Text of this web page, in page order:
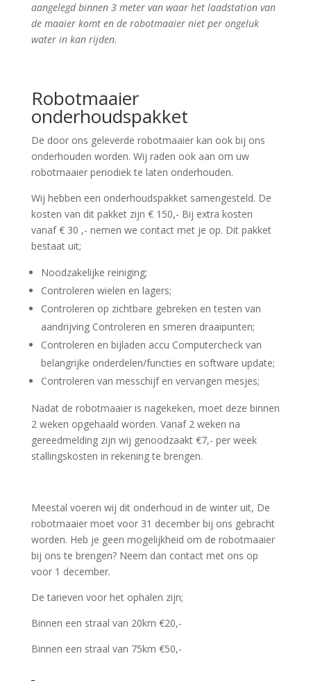
aangelegd binnen 3 meter van waar het laadstation van
de maaier komt en de robotmaaier niet per ongeluk
water in kan rijden.
Robotmaaier
onderhoudspakket
De door ons geleverde robotmaaier kan ook bij ons
onderhouden worden. Wij raden ook aan om uw
robotmaaier periodiek te laten onderhouden.
Wij hebben een onderhoudspakket samengesteld. De
kosten van dit pakket zijn € 150,- Bij extra kosten
vanaf € 30 ,- nemen we contact met je op. Dit pakket
bestaat uit;
Noodzakelijke reiniging;
Controleren wielen en lagers;
Controleren op zichtbare gebreken en testen van
aandrijving Controleren en smeren draaipunten;
Controleren en bijladen accu Computercheck van
belangrijke onderdelen/functies en software update;
Controleren van messchijf en vervangen mesjes;
Nadat de robotmaaier is nagekeken, moet deze binnen
2 weken opgehaald worden. Vanaf 2 weken na
gereedmelding zijn wij genoodzaakt €7,- per week
stallingskosten in rekening te brengen.
Meestal voeren wij dit onderhoud in de winter uit, De
robotmaaier moet voor 31 december bij ons gebracht
worden. Heb je geen mogelijkheid om de robotmaaier
bij ons te brengen? Neem dan contact met ons op
voor 1 december.
De tarieven voor het ophalen zijn;
Binnen een straal van 20km €20,-
Binnen een straal van 75km €50,-